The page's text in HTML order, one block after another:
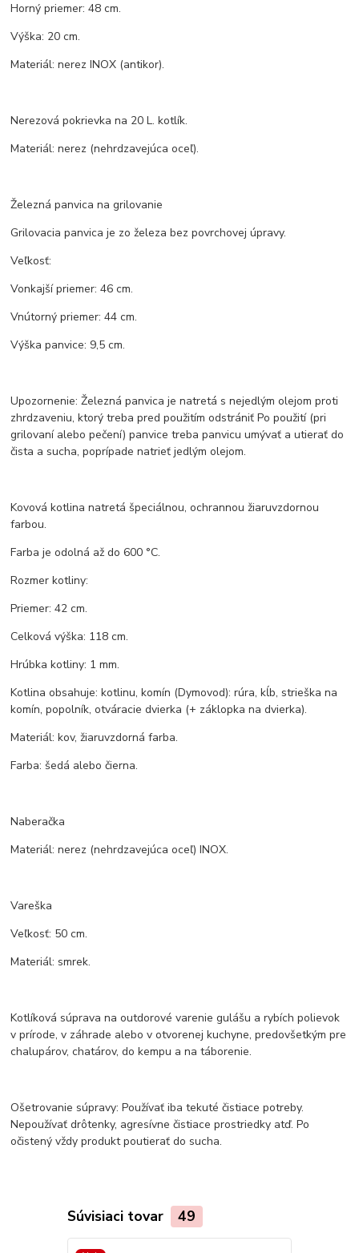
Horný priemer: 48 cm.
Výška: 20 cm.
Materiál: nerez INOX (antikor).
Nerezová pokrievka na 20 L. kotlík.
Materiál: nerez (nehrdzavejúca oceľ).
Železná panvica na grilovanie
Grilovacia panvica je zo železa bez povrchovej úpravy.
Veľkosť:
Vonkajší priemer: 46 cm.
Vnútorný priemer: 44 cm.
Výška panvice: 9,5 cm.
Upozornenie: Železná panvica je natretá s nejedlým olejom proti
zhrdzaveniu, ktorý treba pred použitím odstrániť Po použití (pri
grilovaní alebo pečení) panvice treba panvicu umývať a utierať do
čista a sucha, poprípade natrieť jedlým olejom.
Kovová kotlina natretá špeciálnou, ochrannou žiaruvzdornou
farbou.
Farba je odolná až do 600 °C.
Rozmer kotliny:
Priemer: 42 cm.
Celková výška: 118 cm.
Hrúbka kotliny: 1 mm.
Kotlina obsahuje: kotlinu, komín (Dymovod): rúra, kĺb, strieška na
komín, popolník, otváracie dvierka (+ záklopka na dvierka).
Materiál: kov, žiaruvzdorná farba.
Farba: šedá alebo čierna.
Naberačka
Materiál: nerez (nehrdzavejúca oceľ) INOX.
Vareška
Veľkosť: 50 cm.
Materiál: smrek.
Kotlíková súprava na outdorové varenie gulášu a rybích polievok
v prírode, v záhrade alebo v otvorenej kuchyne, predovšetkým pre
chalupárov, chatárov, do kempu a na táborenie.
Ošetrovanie súpravy: Používať iba tekuté čistiace potreby.
Nepoužívať drôtenky, agresívne čistiace prostriedky atď. Po
očistený vždy produkt poutierať do sucha.
Súvisiaci tovar 49